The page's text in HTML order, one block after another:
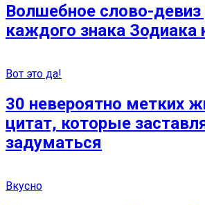
Волшебное слово-девиз
каждого знака Зодиака
Вот это да!
30 невероятно метких
цитат, которые
задуматься
Вкусно